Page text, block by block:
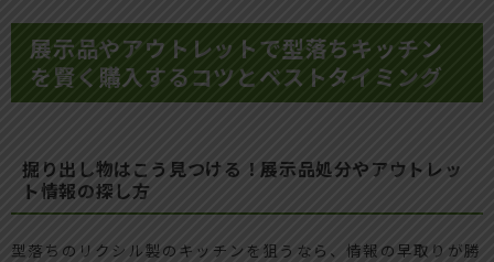
展示品やアウトレットで型落ちキッチン
を賢く購入するコツとベストタイミング
掘り出し物はこう見つける！展示品処分やアウトレッ
ト情報の探し方
型落ちのリクシル製のキッチンを狙うなら、情報の早取りが勝